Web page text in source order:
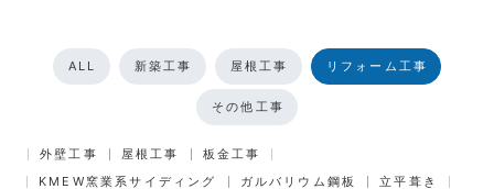
ALL 新築工事 屋根工事 リフォーム工事
その他工事
外壁工事 屋根工事
板金工事
KMEW窯業系サイディング
ガルバリウム鋼板
立平葺き